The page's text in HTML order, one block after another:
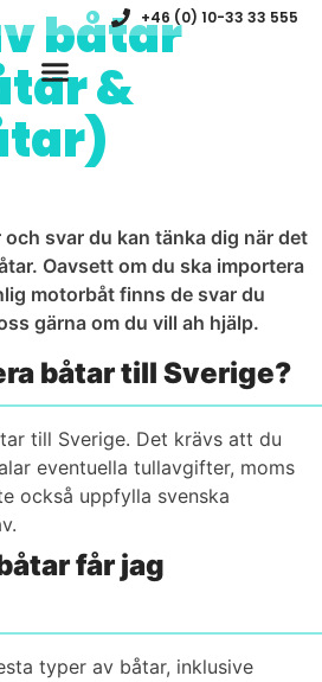
+46 (0) 10-33 33 555
båtar
&
svar du kan tänka dig när det
Oavsett om du ska importera
motorbåt finns de svar du
gärna om du vill ah hjälp.
båtar till Sverige?
till Sverige. Det krävs att du
eventuella tullavgifter, moms
också uppfylla svenska
får jag
typer av båtar, inklusive